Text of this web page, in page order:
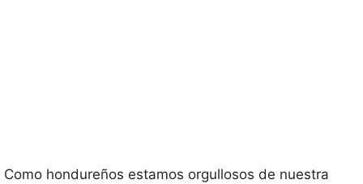
Como hondureños estamos orgullosos de nuestra